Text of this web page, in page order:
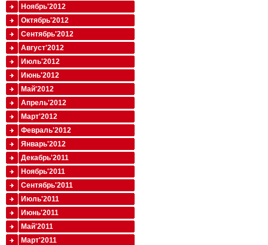
Ноябрь'2012
Октябрь'2012
Сентябрь'2012
Август'2012
Июль'2012
Июнь'2012
Май'2012
Апрель'2012
Март'2012
Февраль'2012
Январь'2012
Декабрь'2011
Ноябрь'2011
Сентябрь'2011
Июль'2011
Июнь'2011
Май'2011
Март'2011